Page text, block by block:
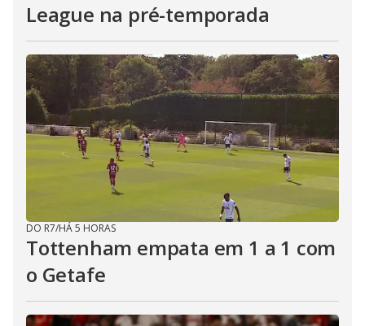
League na pré-temporada
DO R7/HÁ 5 HORAS
Tottenham empata em 1 a 1 com
o Getafe